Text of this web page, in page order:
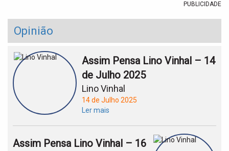
PUBLICIDADE
Opinião
Assim Pensa Lino Vinhal – 14
de Julho 2025
Lino Vinhal
14 de Julho 2025
Ler mais
Assim Pensa Lino Vinhal – 16